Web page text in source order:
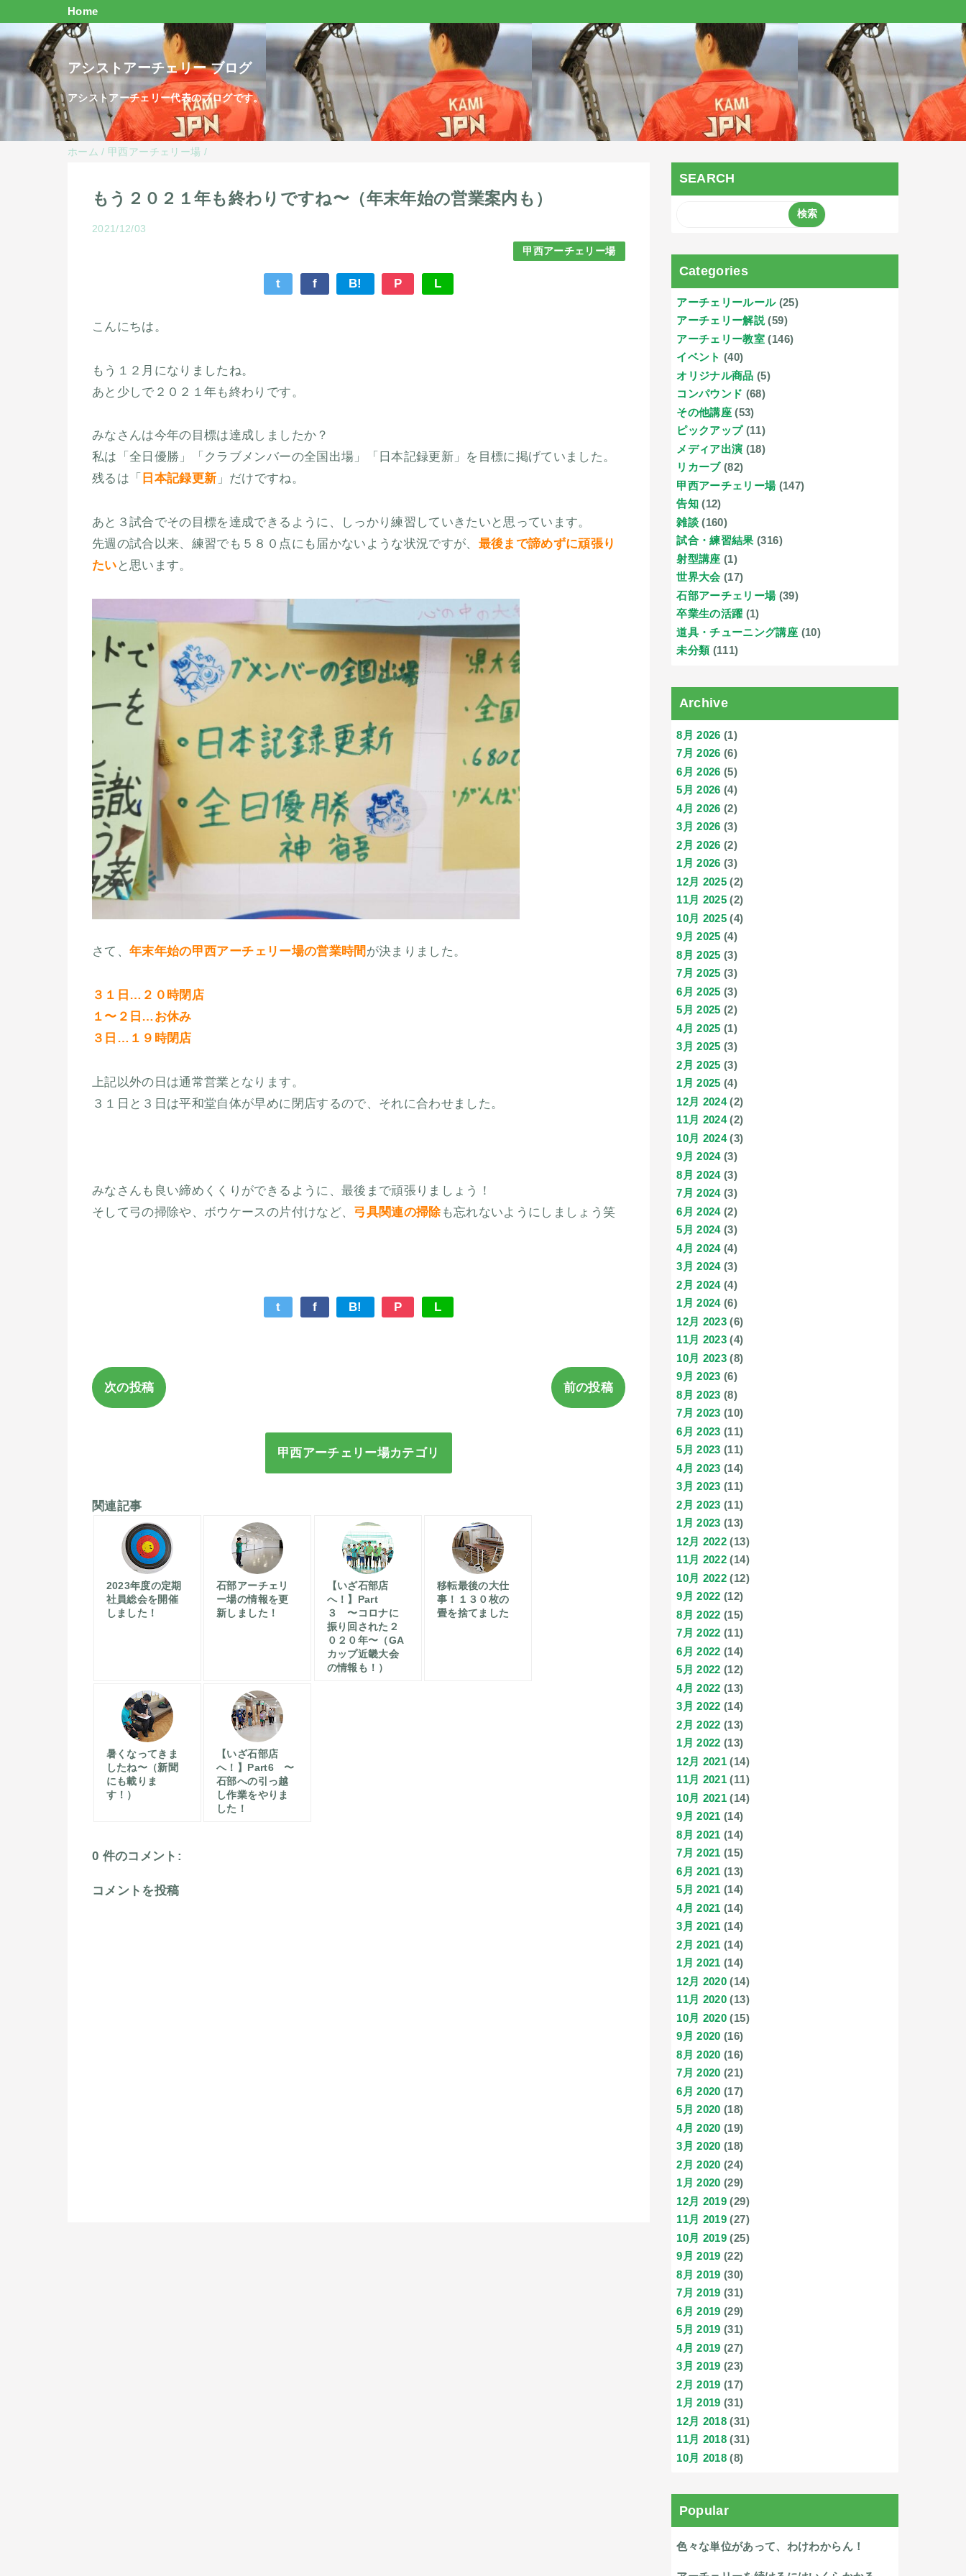
Home
アシストアーチェリー ブログ
アシストアーチェリー代表のブログです。
ホーム / 甲西アーチェリー場 /
もう２０２１年も終わりですね〜（年末年始の営業案内も）
2021/12/03
甲西アーチェリー場
t f B! P L
こんにちは。
もう１２月になりましたね。
あと少しで２０２１年も終わりです。
みなさんは今年の目標は達成しましたか？
私は「全日優勝」「クラブメンバーの全国出場」「日本記録更新」を目標に掲げていました。
残るは「 日本記録更新 」だけですね。
あと３試合でその目標を達成できるように、しっかり練習していきたいと思っています。
先週の試合以来、練習でも５８０点にも届かないような状況ですが、 最後まで諦めずに頑張り
たい と思います。
さて、年末年始の甲西アーチェリー場の営業時間 が決まりました。
３１日…２０時閉店
１〜２日…お休み
３日…１９時閉店
上記以外の日は通常営業となります。
３１日と３日は平和堂自体が早めに閉店するので、それに合わせました。
みなさんも良い締めくくりができるように、最後まで頑張りましょう！
そして弓の掃除や、ボウケースの片付けなど、 弓具関連の掃除 も忘れないようにしましょう笑
t f B! P L
次の投稿 前の投稿
甲西アーチェリー場カテゴリ
関連記事
2023年度の定期
社員総会を開催
しました！
石部アーチェリ
ー場の情報を更
新しました！
【いざ石部店
へ！】Part
３ 〜コロナに
振り回された２
０２０年〜（GA
カップ近畿大会
の情報も！）
移転最後の大仕
事！１３０枚の
畳を捨てました
暑くなってきま
したね〜（新聞
にも載りま
す！）
【いざ石部店
へ！】Part6 〜
石部への引っ越
し作業をやりま
した！
0 件のコメント:
コメントを投稿
SEARCH
Categories
アーチェリールール (25)
アーチェリー解説 (59)
アーチェリー教室 (146)
イベント (40)
オリジナル商品 (5)
コンパウンド (68)
その他講座 (53)
ピックアップ (11)
メディア出演 (18)
リカーブ (82)
甲西アーチェリー場 (147)
告知 (12)
雑談 (160)
試合・練習結果 (316)
射型講座 (1)
世界大会 (17)
石部アーチェリー場 (39)
卒業生の活躍 (1)
道具・チューニング講座 (10)
未分類 (111)
Archive
8月 2026 (1)
7月 2026 (6)
6月 2026 (5)
5月 2026 (4)
4月 2026 (2)
3月 2026 (3)
2月 2026 (2)
1月 2026 (3)
12月 2025 (2)
11月 2025 (2)
10月 2025 (4)
9月 2025 (4)
8月 2025 (3)
7月 2025 (3)
6月 2025 (3)
5月 2025 (2)
4月 2025 (1)
3月 2025 (3)
2月 2025 (3)
1月 2025 (4)
12月 2024(2)
11月 2024(2)
10月 2024(3)
9月 2024(3)
8月 2024(3)
7月 2024(3)
6月 2024(2)
5月 2024(3)
4月 2024(4)
3月 2024(3)
2月 2024(4)
1月 2024(6)
12月 2023 (6)
11月 2023 (4)
10月 2023 (8)
9月 2023 (6)
8月 2023 (8)
7月 2023 (10)
6月 2023 (11)
5月 2023 (11)
4月 2023 (14)
3月 2023 (11)
2月 2023 (11)
1月 2023 (13)
12月 2022 (13)
11月 2022 (14)
10月 2022 (12)
9月 2022 (12)
8月 2022 (15)
7月 2022 (11)
6月 2022 (14)
5月 2022 (12)
4月 2022 (13)
3月 2022 (14)
2月 2022 (13)
1月 2022 (13)
12月 2021 (14)
11月 2021 (11)
10月 2021 (14)
9月 2021 (14)
8月 2021 (14)
7月 2021 (15)
6月 2021 (13)
5月 2021 (14)
4月 2021 (14)
3月 2021 (14)
2月 2021 (14)
1月 2021 (14)
12月 2020 (14)
11月 2020 (13)
10月 2020 (15)
9月 2020 (16)
8月 2020 (16)
7月 2020 (21)
6月 2020 (17)
5月 2020 (18)
4月 2020 (19)
3月 2020 (18)
2月 2020 (24)
1月 2020 (29)
12月 2019 (29)
11月 2019 (27)
10月 2019 (25)
9月 2019 (22)
8月 2019 (30)
7月 2019 (31)
6月 2019 (29)
5月 2019 (31)
4月 2019 (27)
3月 2019 (23)
2月 2019 (17)
1月 2019 (31)
12月 2018 (31)
11月 2018 (31)
10月 2018 (8)
Popular
色々な単位があって、わけわからん！